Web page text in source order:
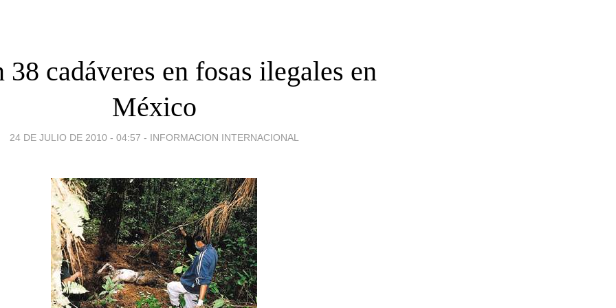
38 cadáveres en fosas ilegales en
México
24 DE JULIO DE 2010 - 04:57 - INFORMACION INTERNACIONAL